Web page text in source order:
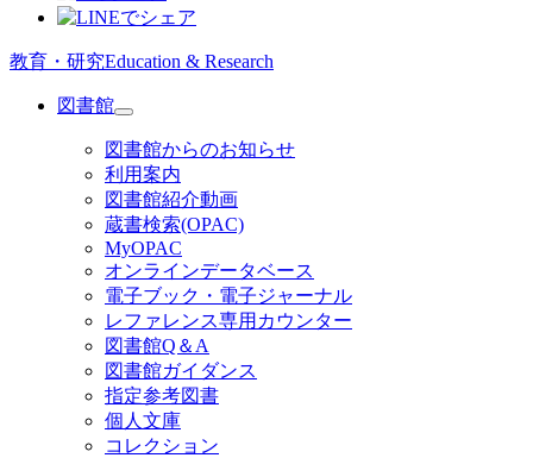
教育・研究Education & Research
図書館
図書館からのお知らせ
利用案内
図書館紹介動画
蔵書検索(OPAC)
MyOPAC
オンラインデータベース
電子ブック・電子ジャーナル
レファレンス専用カウンター
図書館Q＆A
図書館ガイダンス
指定参考図書
個人文庫
コレクション